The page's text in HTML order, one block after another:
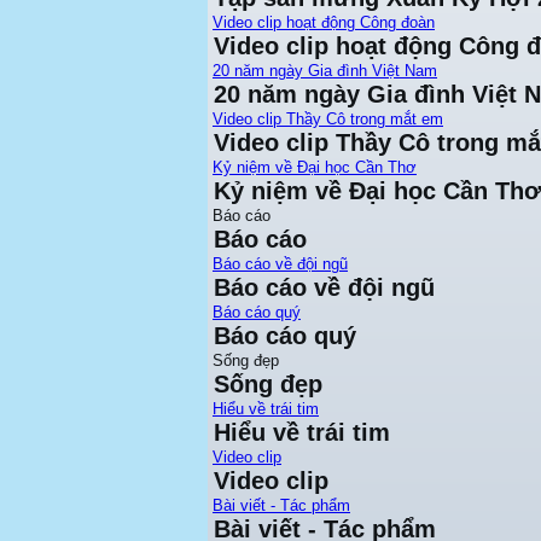
Video clip hoạt động Công đoàn
Video clip hoạt động Công
20 năm ngày Gia đình Việt Nam
20 năm ngày Gia đình Việt
Video clip Thầy Cô trong mắt em
Video clip Thầy Cô trong
Kỷ niệm về Đại học Cần Thơ
Kỷ niệm về Đại học Cần Thơ
Báo cáo
Báo cáo
Báo cáo về đội ngũ
Báo cáo về đội ngũ
Báo cáo quý
Báo cáo quý
Sống đẹp
Sống đẹp
Hiểu về trái tim
Hiểu về trái tim
Video clip
Video clip
Bài viết - Tác phẩm
Bài viết - Tác phẩm